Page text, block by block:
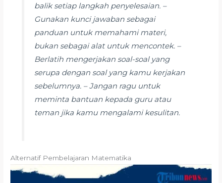
balik setiap langkah penyelesaian. –
Gunakan kunci jawaban sebagai
panduan untuk memahami materi,
bukan sebagai alat untuk mencontek. –
Berlatih mengerjakan soal-soal yang
serupa dengan soal yang kamu kerjakan
sebelumnya. – Jangan ragu untuk
meminta bantuan kepada guru atau
teman jika kamu mengalami kesulitan.
Alternatif Pembelajaran Matematika